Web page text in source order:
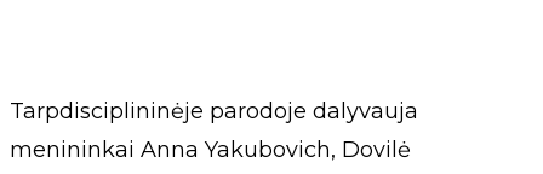
Tarpdisciplininėje parodoje dalyvauja
menininkai Anna Yakubovich, Dovilė